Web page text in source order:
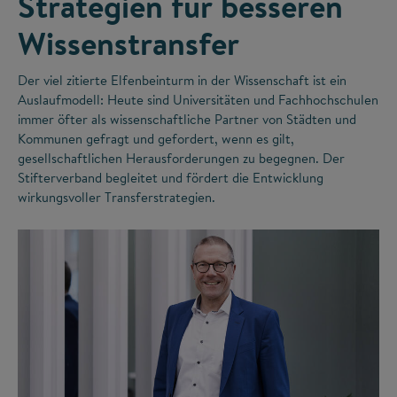
Wissenstransfer
Der viel zitierte Elfenbeinturm in der Wissenschaft ist ein
Auslaufmodell: Heute sind Universitäten und Fachhochschulen
immer öfter als wissenschaftliche Partner von Städten und
Kommunen gefragt und gefordert, wenn es gilt,
gesellschaftlichen Herausforderungen zu begegnen. Der
Stifterverband begleitet und fördert die Entwicklung
wirkungsvoller Transferstrategien.